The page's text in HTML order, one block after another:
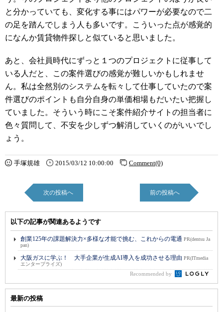
と分かっていても、変化する事にはパワーが必要なので二
の足を踏んでしまう人も多いです。こういった点が感覚的
になんか賃貸物件探しと似ていると思いました。
あと、会社員時代にずっと１つのプロジェクトに従事して
いる人だと、この案件選びの感覚が難しいかもしれませ
ん。私は全然別のシステムを転々して仕事していたので案
件選びのポイントも自分自身の単価相場もだいたい把握し
ていました。そういう時にこそ案件紹介サイトの担当者に
色々質問して、不安を少しずつ解消していくのがいいでし
ょう。
手塚規雄 2015/03/12 10:00:00 Comment(0)
次の投稿へ 前の投稿へ
以下の記事が関連あるようです
創業125年の課題解決力×多様な才能で挑む、これからの電通 PR(dentsu Ja
pan)
大阪ガスに学ぶ！ 大手企業が生成AI導入を成功させる理由 PR(ITmedia
エンタープライズ)
Recommended by
最新の投稿